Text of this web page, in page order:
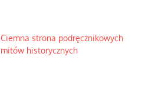
Ciemna strona podręcznikowych
mitów historycznych